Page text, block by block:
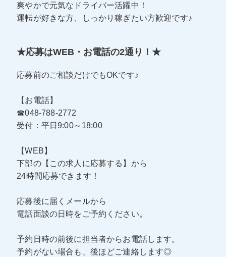
爽やかで元気なドライバー活躍中！
運転が好きな方、しっかり稼ぎたい方歓迎です♪
★応募はWEB・お電話の2通り！★
応募前のご相談だけでもOKです♪
【お電話】
☎048-788-2772
受付：平日9:00～18:00
【WEB】
下部の【この求人に応募する】から
24時間応募できます！
応募後に届くメールから
電話面談の日時をご予約ください。
予約日時の前後に担当者からお電話します。
予約がない場合も、後ほどご連絡します◎